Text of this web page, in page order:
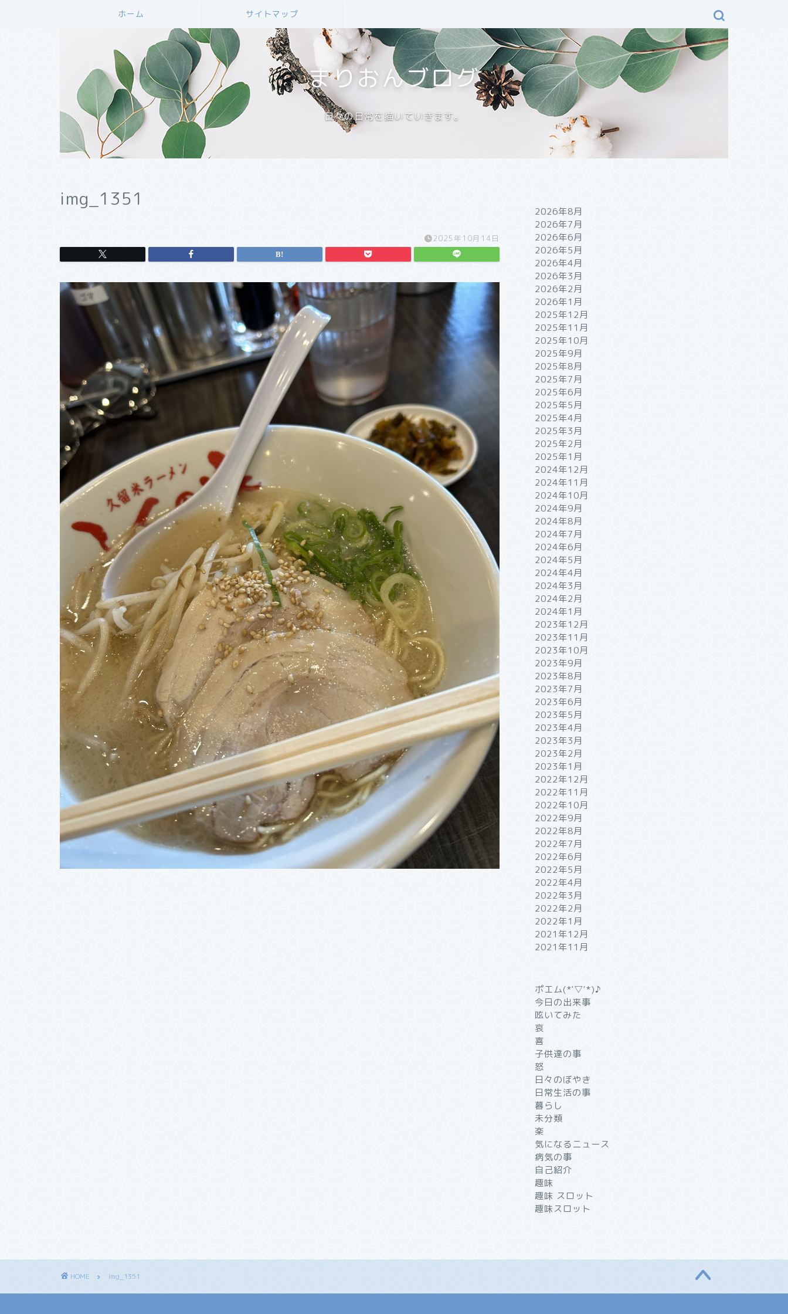
ホーム サイトマップ
まりおんブログ
日々の日常を描いていきます。
img_1351
2025年10月14日
2026年8月
2026年7月
2026年6月
2026年5月
2026年4月
2026年3月
2026年2月
2026年1月
2025年12月
2025年11月
2025年10月
2025年9月
2025年8月
2025年7月
2025年6月
2025年5月
2025年4月
2025年3月
2025年2月
2025年1月
2024年12月
2024年11月
2024年10月
2024年9月
2024年8月
2024年7月
2024年6月
2024年5月
2024年4月
2024年3月
2024年2月
2024年1月
2023年12月
2023年11月
2023年10月
2023年9月
2023年8月
2023年7月
2023年6月
2023年5月
2023年4月
2023年3月
2023年2月
2023年1月
2022年12月
2022年11月
2022年10月
2022年9月
2022年8月
2022年7月
2022年6月
2022年5月
2022年4月
2022年3月
2022年2月
2022年1月
2021年12月
2021年11月
ポエム(*'▽'*)♪
今日の出来事
呟いてみた
哀
喜
子供達の事
怒
日々のぼやき
日常生活の事
暮らし
未分類
楽
気になるニュース
病気の事
自己紹介
趣味
趣味 スロット
趣味スロット
HOME img_1351